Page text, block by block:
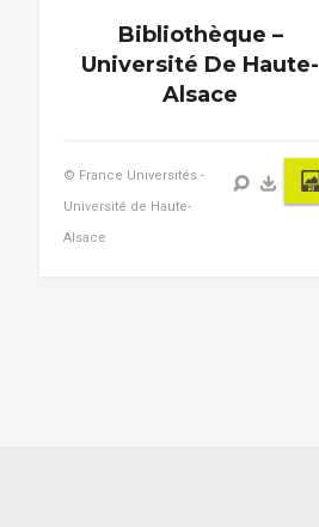
Bibliothèque –
Université De Haute-
Alsace
© France Universités -
Université de Haute-
Alsace